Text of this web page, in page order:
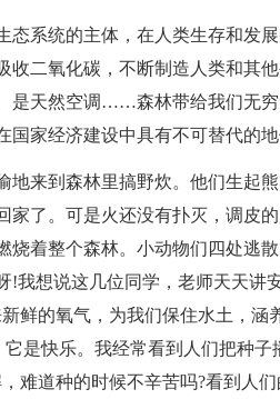
态系统的主体，在人类生存和发
二氧化碳，不断制造人类和其
是天然空调……森林带给我们无
家经济建设中具有不可替代的地
地来到森林里搞野炊。他们生起
家了。可是火还没有扑灭，调皮
烧着整个森林。小动物们四处逃
我想说这几位同学，老师天天讲
鲜的氧气，为我们保住水土，涵
是快乐。我经常看到人们把种子
难道种的时候不辛苦吗?看到人